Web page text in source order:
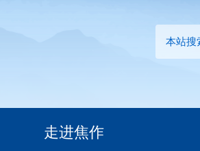
本站搜
走进焦作